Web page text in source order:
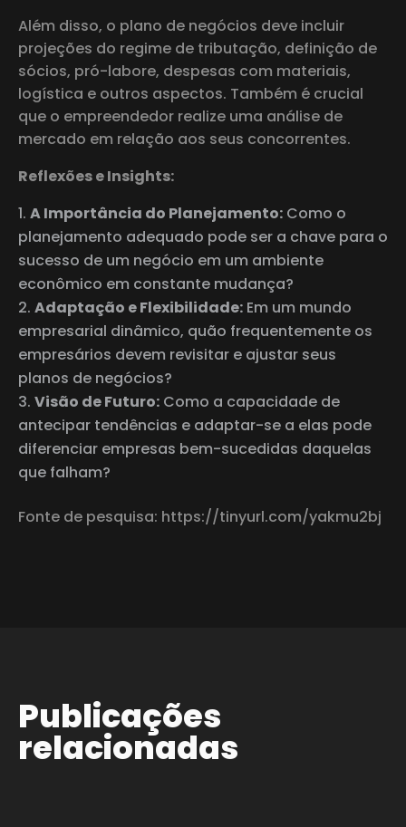
Além disso, o plano de negócios deve incluir
projeções do regime de tributação, definição de
sócios, pró-labore, despesas com materiais,
logística e outros aspectos. Também é crucial
que o empreendedor realize uma análise de
mercado em relação aos seus concorrentes.
Reflexões e Insights:
A Importância do Planejamento: Como o
planejamento adequado pode ser a chave para o
sucesso de um negócio em um ambiente
econômico em constante mudança?
Adaptação e Flexibilidade: Em um mundo
empresarial dinâmico, quão frequentemente os
empresários devem revisitar e ajustar seus
planos de negócios?
Visão de Futuro: Como a capacidade de
antecipar tendências e adaptar-se a elas pode
diferenciar empresas bem-sucedidas daquelas
que falham?
Fonte de pesquisa: https://tinyurl.com/yakmu2bj
Publicações
relacionadas